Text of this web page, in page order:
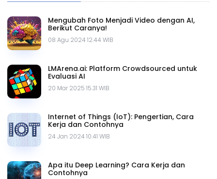
Mengubah Foto Menjadi Video dengan AI,
Berikut Caranya!
08 Agu 2024 12.44 WIB
LMArena.ai: Platform Crowdsourced untuk
Evaluasi AI
20 Mar 2025 15.31 WIB
Internet of Things (IoT): Pengertian, Cara
Kerja dan Contohnya
24 Jan 2024 10.41 WIB
Apa itu Deep Learning? Cara Kerja dan
Contohnya